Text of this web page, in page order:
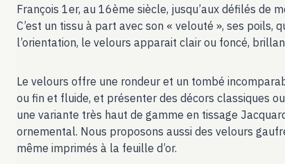
François 1er, au 16ème siècle, jusqu’aux défilés de
C’est un tissu à part avec son « velouté », ses poils,
l’orientation, le velours apparait clair ou foncé,
Le velours offre une rondeur et un tombé
ou fin et fluide, et présenter des décors classiques
une variante très haut de gamme en tissage
ornemental. Nous proposons aussi des velours
même imprimés à la feuille d’or.